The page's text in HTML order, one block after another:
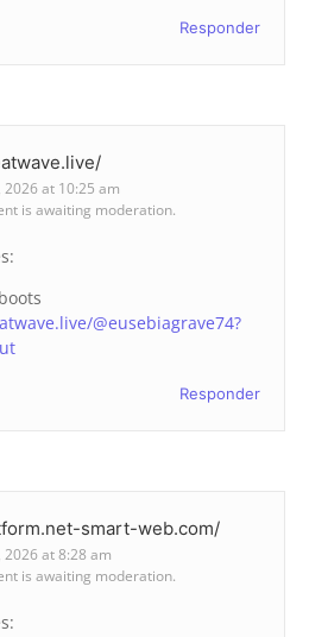
Responder
2026 at 10:25 am
is awaiting moderation.
@eusebiagrave74?
Responder
smart-web.com/
2026 at 8:28 am
is awaiting moderation.